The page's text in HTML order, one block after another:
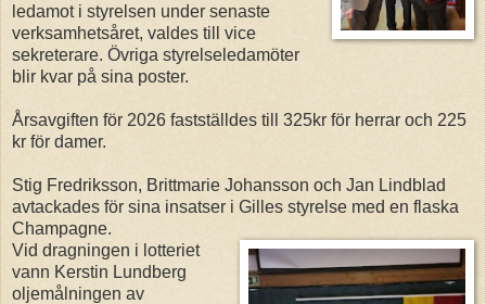
ledamot i styrelsen under senaste
verksamhetsåret, valdes till vice
sekreterare. Övriga styrelseledamöter
blir kvar på sina poster.
Årsavgiften för 2026 fastställdes till 325kr för herrar och 225
kr för damer.
Stig Fredriksson, Brittmarie Johansson och Jan Lindblad
avtackades för sina insatser i Gilles styrelse med en flaska
Champagne.
Vid dragningen i lotteriet
vann Kerstin Lundberg
oljemålningen av